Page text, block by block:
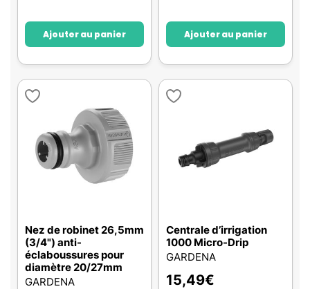
Ajouter au panier Ajouter au panier
Nez de robinet 26,5mm
(3/4") anti-
éclaboussures pour
diamètre 20/27mm
GARDENA
Centrale d’irrigation
1000 Micro-Drip
GARDENA
15,49€